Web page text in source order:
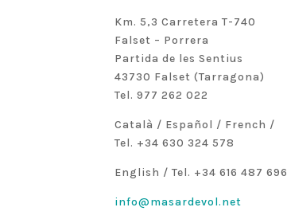
Km. 5,3 Carretera T-740
Falset – Porrera
Partida de les Sentius
43730 Falset (Tarragona)
Tel. 977 262 022
Català / Español / French /
Tel. +34 630 324 578
English / Tel. +34 616 487 696
info@masardevol.net